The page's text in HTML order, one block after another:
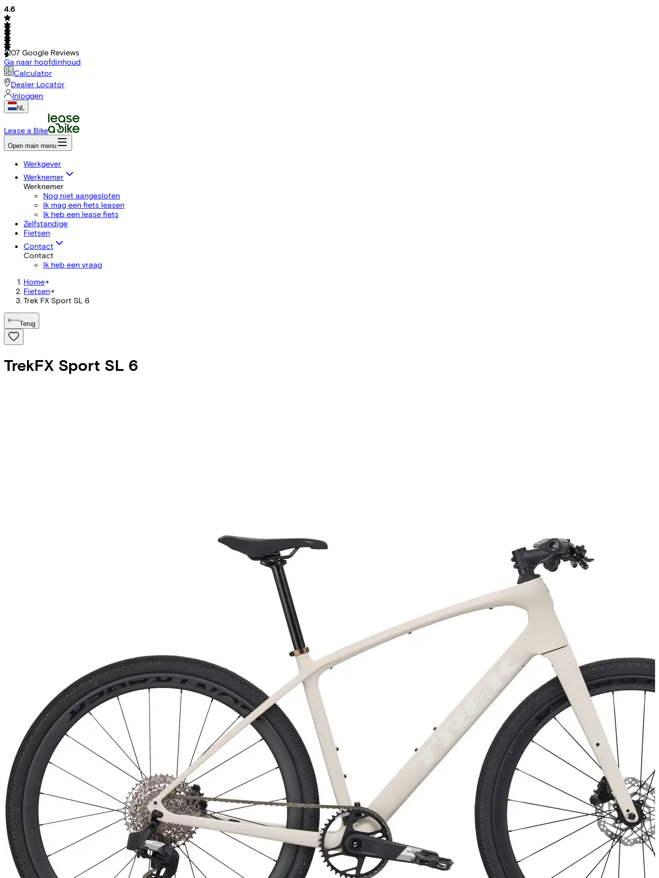
4.6
1207 Google Reviews
Ga naar hoofdinhoud
Calculator
Dealer Locator
Inloggen
NL
Lease a Bike
Open main menu
Werkgever
Werknemer
Werknemer
Nog niet aangesloten
Ik mag een fiets leasen
Ik heb een lease fiets
Zelfstandige
Fietsen
Contact
Contact
Ik heb een vraag
Home->
Fietsen->
Trek FX Sport SL 6
Terug
TrekFX Sport SL 6